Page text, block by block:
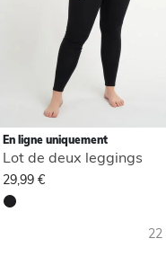
En ligne uniquement
Lot de deux leggings
29,99 €
22